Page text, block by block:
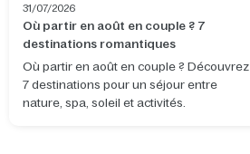
31/07/2026
Où partir en août en couple ? 7
destinations romantiques
Où partir en août en couple ? Découvrez
7 destinations pour un séjour entre
nature, spa, soleil et activités.